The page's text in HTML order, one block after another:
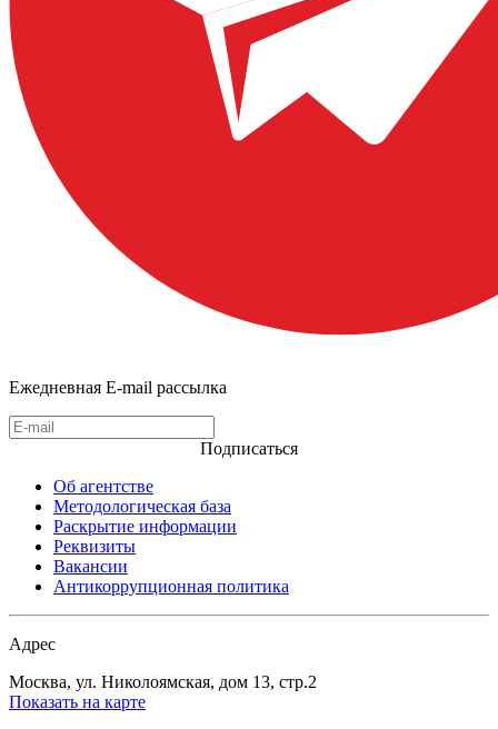
Ежедневная E-mail рассылка
Подписаться
Об агентстве
Методологическая база
Раскрытие информации
Реквизиты
Вакансии
Антикоррупционная политика
Адрес
Москва, ул. Николоямская, дом 13, стр.2
Показать на карте